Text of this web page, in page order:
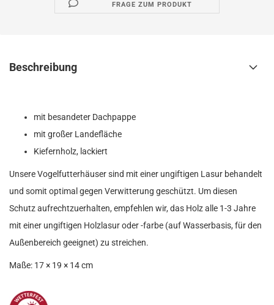
FRAGE ZUM PRODUKT
Beschreibung
mit besandeter Dachpappe
mit großer Landefläche
Kiefernholz, lackiert
Unsere Vogelfutterhäuser sind mit einer ungiftigen Lasur behandelt
und somit optimal gegen Verwitterung geschützt. Um diesen
Schutz aufrechtzuerhalten, empfehlen wir, das Holz alle 1-3 Jahre
mit einer ungiftigen Holzlasur oder -farbe (auf Wasserbasis, für den
Außenbereich geeignet) zu streichen.
Maße: 17 × 19 × 14 cm